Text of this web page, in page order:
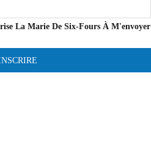
La Marie De Six-Fours À M'envoyer